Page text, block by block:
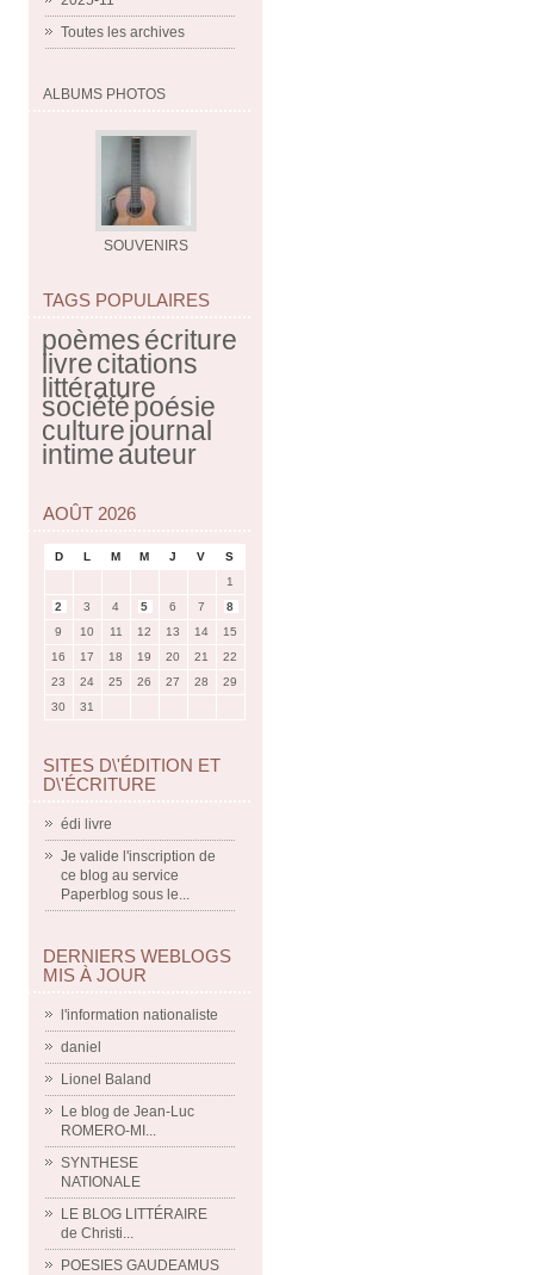
Toutes les archives
ALBUMS PHOTOS
SOUVENIRS
TAGS POPULAIRES
poèmesécriture
livrecitations
littérature
sociétépoésie
culturejournal
intimeauteur
AOÛT 2026
D L M M J V
S
1
2
3 4 5 6 7
8
9
10 11 12 13 14
15
16
17 18 19 20 21
22
23
24 25 26 27 28
29
30
31
SITES D\'ÉDITION ET
D\'ÉCRITURE
édi livre
Je valide l'inscription de
ce blog au service
Paperblog sous le...
DERNIERS WEBLOGS
MIS À JOUR
l'information nationaliste
daniel
Lionel Baland
Le blog de Jean-Luc
ROMERO-MI...
SYNTHESE
NATIONALE
LE BLOG LITTÉRAIRE
de Christi...
POESIES GAUDEAMUS